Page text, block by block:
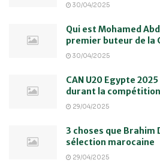
30/04/2025
Qui est Mohamed
premier buteur de la
30/04/2025
CAN U20 Egypte
durant la compétition
29/04/2025
3 choses que Brahim
sélection marocaine
29/04/2025